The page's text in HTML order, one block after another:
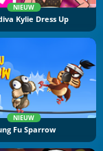
NIEUW
Kylie Dress Up
NIEUW
Fu Sparrow